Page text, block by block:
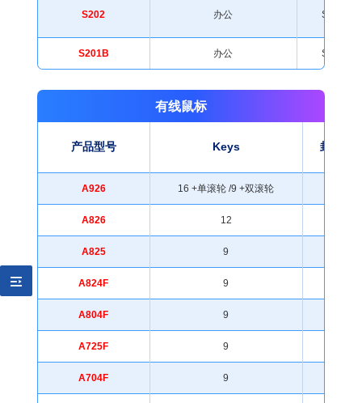
S202 办公 SDIP-8
S201B 办公 SDIP-8
有线鼠标
产品型号 Keys 封装形
A926 16 +单滚轮 /9 +双滚轮
A826 12
A825 9
A824F 9
A804F 9
A725F 9
A704F 9